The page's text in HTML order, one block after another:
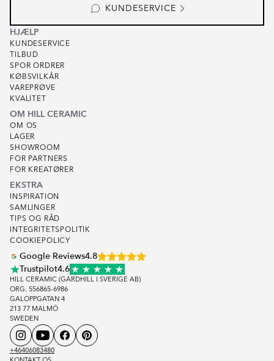
KUNDESERVICE
HJÆLP
KUNDESERVICE
TILBUD
SPOR ORDRER
KØBSVILKÅR
VAREPRØVE
KVALITET
OM HILL CERAMIC
OM OS
LAGER
SHOWROOM
FOR PARTNERS
FOR KREATØRER
EKSTRA
INSPIRATION
SAMLINGER
TIPS OG RÅD
INTEGRITETSPOLITIK
COOKIEPOLICY
Google Reviews4.8
Trustpilot4.6
HILL CERAMIC (GARDHILL I SVERIGE AB)
ORG. 556865-6986
GALOPPGATAN 4
213 77 MALMÖ
SWEDEN
+46406083480